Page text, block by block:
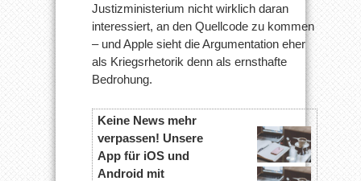
Justizministerium nicht wirklich daran
interessiert, an den Quellcode zu kommen
– und Apple sieht die Argumentation eher
als Kriegsrhetorik denn als ernsthafte
Bedrohung.
Keine News mehr
verpassen! Unsere
App für iOS und
Android mit